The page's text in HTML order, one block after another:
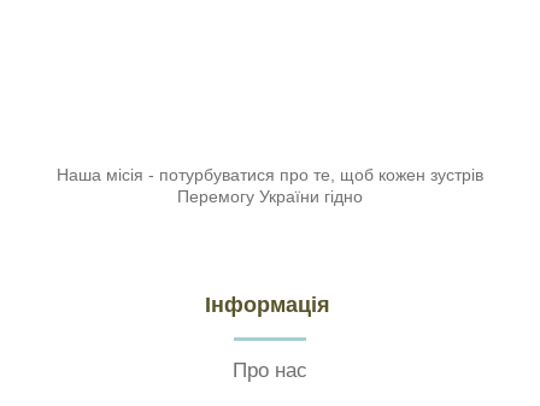
Наша місія - потурбуватися про те, щоб кожен зустрів
Перемогу України гідно
Інформація
Про нас